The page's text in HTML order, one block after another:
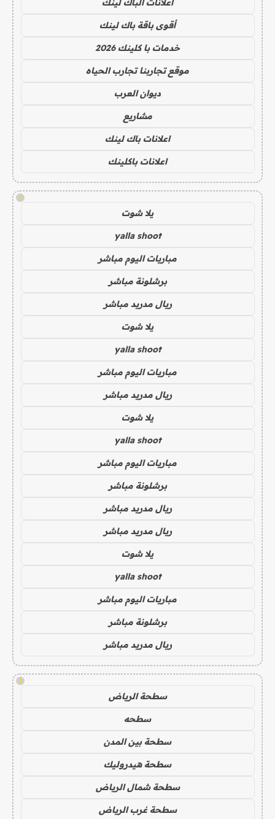
اعلانات الباك لينك
أقوى باقة باك لينك
خدمات با كلينك 2026
موقع تجاربنا تجارب الحياه
ديوان العرب
مشاريع
اعلانات باك لينك
اعلانات باكلينك
!
يلا شوت
yalla shoot
مباريات اليوم مباشر
برشلونة مباشر
ريال مدريد مباشر
يلا شوت
yalla shoot
مباريات اليوم مباشر
ريال مدريد مباشر
يلا شوت
yalla shoot
مباريات اليوم مباشر
برشلونة مباشر
ريال مدريد مباشر
ريال مدريد مباشر
يلا شوت
yalla shoot
مباريات اليوم مباشر
برشلونة مباشر
ريال مدريد مباشر
!
سطحة الرياض
سطحه
سطحة بين المدن
سطحة هيدروليك
سطحة شمال الرياض
سطحة غرب الرياض